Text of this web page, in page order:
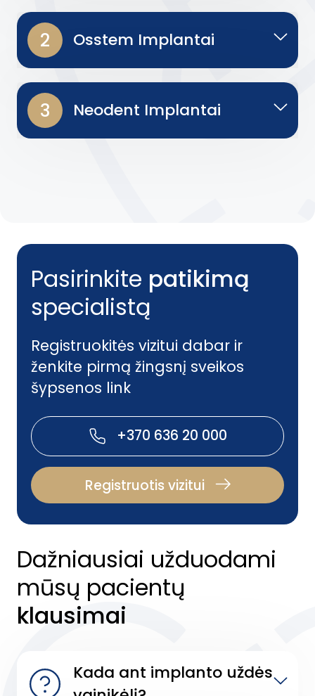
2 Osstem Implantai
3 Neodent Implantai
Pasirinkite patikimą
specialistą
Registruokitės vizitui dabar ir
ženkite pirmą žingsnį sveikos
šypsenos link
+370 636 20 000
Registruotis vizitui
Dažniausiai užduodami
mūsų pacientų
klausimai
Kada ant implanto uždės